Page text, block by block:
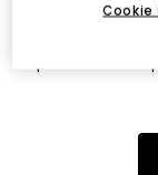
Detta kan bero
flyttats. Vi ber
prova att söka